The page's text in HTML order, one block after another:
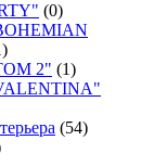
(0)
2" (1)
(54)